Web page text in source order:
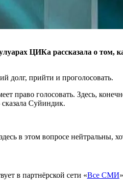
ЦИКа рассказала о том,
долг, прийти и проголосовать.
право голосовать. Здесь,
Суйиндик.
в этом вопросе нейтральны,
в партнёрской сети «Все СМИ